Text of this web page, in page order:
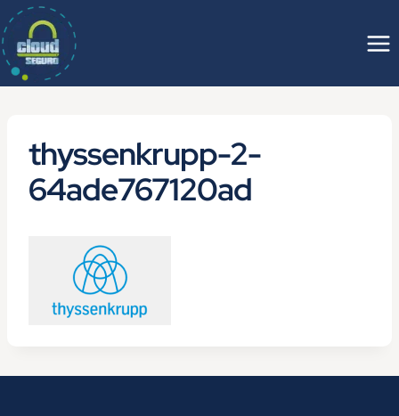
Saltar
al
contenido
thyssenkrupp-2-
64ade767120ad